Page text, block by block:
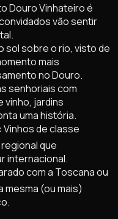
Douro Vinhateiro é
vão sentir
sol sobre o rio, visto de
mais
no Douro.
senhoriais com
vinho, jardins
uma história.
Vinhos de classe
que
internacional.
com a Toscana ou
mesma (ou mais)